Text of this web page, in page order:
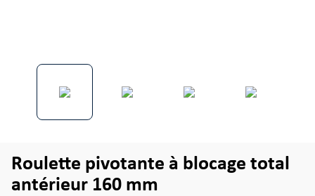
Roulette pivotante à blocage total
antérieur 160 mm